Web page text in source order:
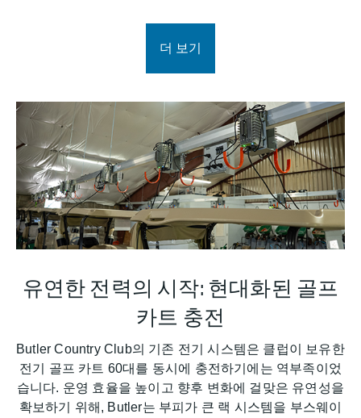
더 보기
유연한 전력의 시작: 현대화된 골프
카트 충전
Butler Country Club의 기존 전기 시스템은 클럽이 보유한
전기 골프 카트 60대를 동시에 충전하기에는 역부족이었
습니다. 운영 효율을 높이고 향후 변화에 걸맞은 유연성을
확보하기 위해, Butler는 부피가 큰 랙 시스템을 부스웨이